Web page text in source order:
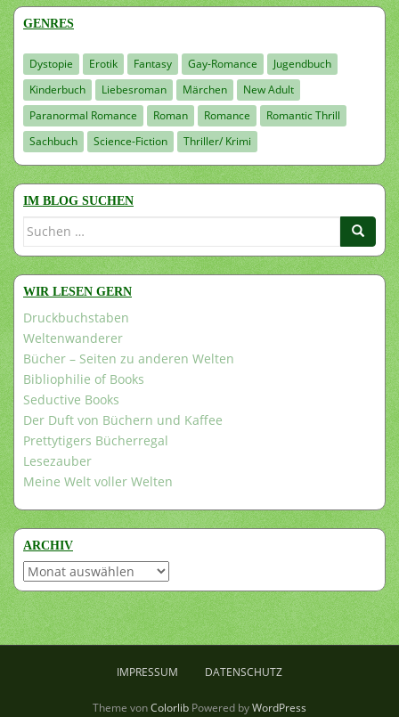
GENRES
Dystopie Erotik Fantasy Gay-Romance
Jugendbuch
Kinderbuch
Liebesroman Märchen
New Adult
Paranormal Romance
Roman Romance
Romantic Thrill
Sachbuch
Science-Fiction Thriller/ Krimi
IM BLOG SUCHEN
Suchen
WIR LESEN GERN
Druckbuchstaben
Weltenwanderer
Bücher – Seiten zu anderen Welten
Bibliophilie of Books
Seductive Books
Der Duft von Büchern und Kaffee
Prettytigers Bücherregal
Lesezauber
Meine Welt voller Welten
ARCHIV
Archiv
IMPRESSUM DATENSCHUTZ
Theme vonColorlib Powered byWordPress